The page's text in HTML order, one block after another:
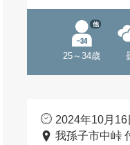
25～34歳
他
2024年10月
我孫子市中峠